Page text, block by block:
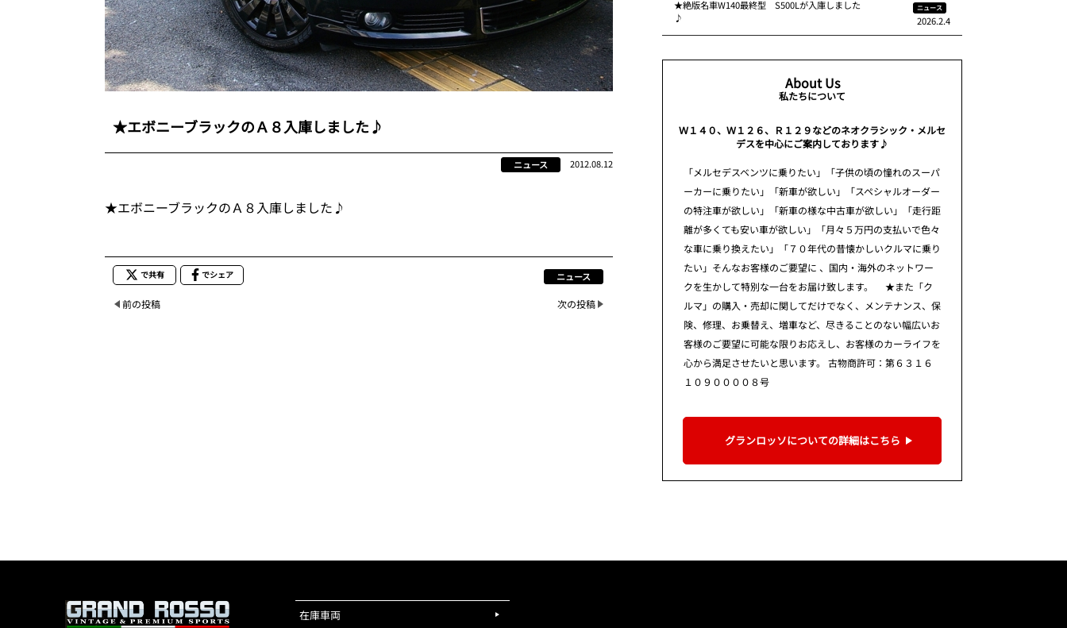
★エボニーブラックのＡ８入庫しました♪
ニュース 2012.08.12
★エボニーブラックのＡ８入庫しました♪
で共有 でシェア ニュース
前の投稿 次の投稿
★絶版名車W140最終型 S500Lが入庫しました
♪
ニュース
2026.2.4
About Us
私たちについて
Ｗ１４０、Ｗ１２６、Ｒ１２９などのネオクラシック・メルセ
デスを中心にご案内しております♪
「メルセデスベンツに乗りたい」「子供の頃の憧れのスーパ
ーカーに乗りたい」「新車が欲しい」「スペシャルオーダー
の特注車が欲しい」「新車の様な中古車が欲しい」「走行距
離が多くても安い車が欲しい」「月々５万円の支払いで色々
な車に乗り換えたい」「７０年代の昔懐かしいクルマに乗り
たい」そんなお客様のご要望に 、国内・海外のネットワー
クを生かして特別な一台をお届け致します。 ★また「ク
ルマ」の購入・売却に関してだけでなく、メンテナンス、保
険、修理、お乗替え、増車など、尽きることのない幅広いお
客様のご要望に可能な限りお応えし、お客様のカーライフを
心から満足させたいと思います。 古物商許可：第６３１６
１０９００００８号
グランロッソについての詳細はこちら
在庫車両